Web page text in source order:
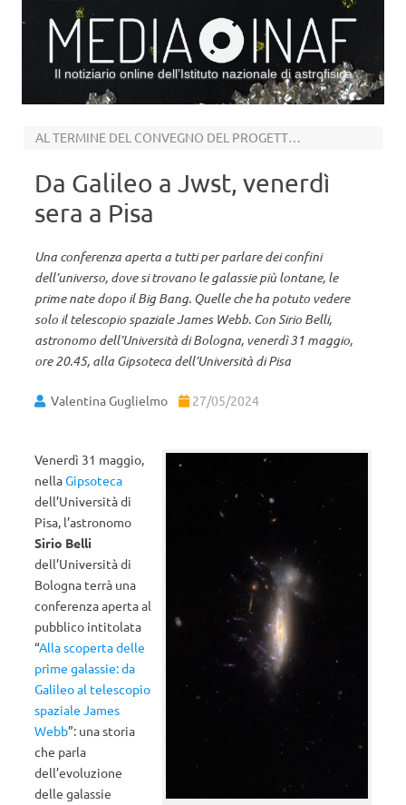
Il notiziario online dell’Istituto nazionale di astrofisica
AL TERMINE DEL CONVEGNO DEL PROGETTO GASP SULLE “GALASSIE MEDUSA”
Da Galileo a Jwst, venerdì
sera a Pisa
Una conferenza aperta a tutti per parlare dei confini
dell’universo, dove si trovano le galassie più lontane, le
prime nate dopo il Big Bang. Quelle che ha potuto vedere
solo il telescopio spaziale James Webb. Con Sirio Belli,
astronomo dell’Università di Bologna, venerdì 31 maggio,
ore 20.45, alla Gipsoteca dell’Università di Pisa
Valentina Guglielmo 27/05/2024
Venerdì 31 maggio,
nellaGipsoteca
dell’Università di
Pisa, l’astronomo
Sirio Belli
dell’Università di
Bologna terrà una
conferenza aperta al
pubblico intitolata
“Alla scoperta delle
prime galassie: da
Galileo al telescopio
spaziale James
Webb”: una storia
che parla
dell’evoluzione
delle galassie